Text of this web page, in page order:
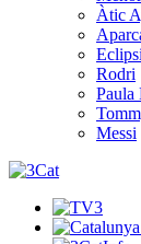
Àtic
Rodri
Paula
Messi